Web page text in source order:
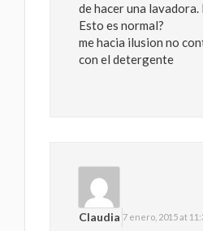
de hacer una lavadora.
Esto es normal?
me hacia ilusion no
con el detergente
Claudia 7 enero, 2015 at